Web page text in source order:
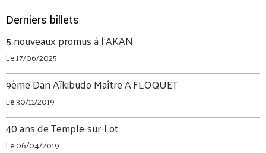
Derniers billets
5 nouveaux promus à l'AKAN
Le 17/06/2025
9ème Dan Aïkibudo Maître A.FLOQUET
Le 30/11/2019
40 ans de Temple-sur-Lot
Le 06/04/2019